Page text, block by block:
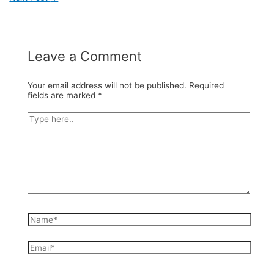
Leave a Comment
Your email address will not be published. Required
fields are marked *
Type
here..
Name*
Email*